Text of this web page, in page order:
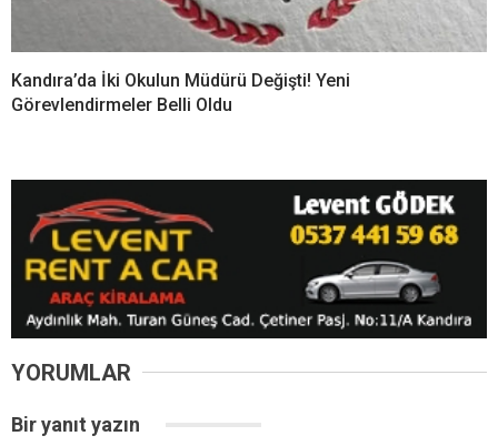
Kandıra’da İki Okulun Müdürü Değişti! Yeni
Görevlendirmeler Belli Oldu
YORUMLAR
Bir yanıt yazın